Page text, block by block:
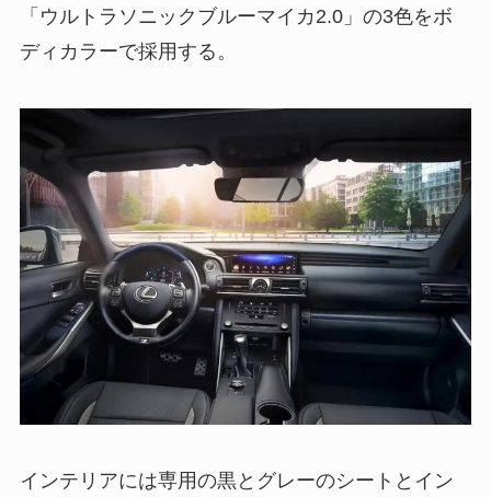
「ウルトラソニックブルーマイカ2.0」の3色をボ
ディカラーで採用する。
インテリアには専用の黒とグレーのシートとイン